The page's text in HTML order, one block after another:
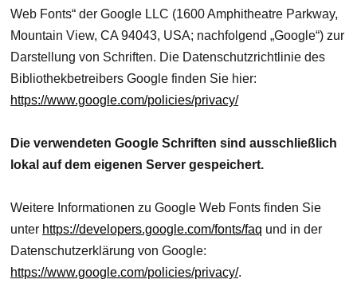
Web Fonts“ der Google LLC (1600 Amphitheatre Parkway,
Mountain View, CA 94043, USA; nachfolgend „Google“) zur
Darstellung von Schriften. Die Datenschutzrichtlinie des
Bibliothekbetreibers Google finden Sie hier:
https://www.google.com/policies/privacy/
Die verwendeten Google Schriften sind ausschließlich
lokal auf dem eigenen Server gespeichert.
Weitere Informationen zu Google Web Fonts finden Sie
unter https://developers.google.com/fonts/faq und in der
Datenschutzerklärung von Google:
https://www.google.com/policies/privacy/.